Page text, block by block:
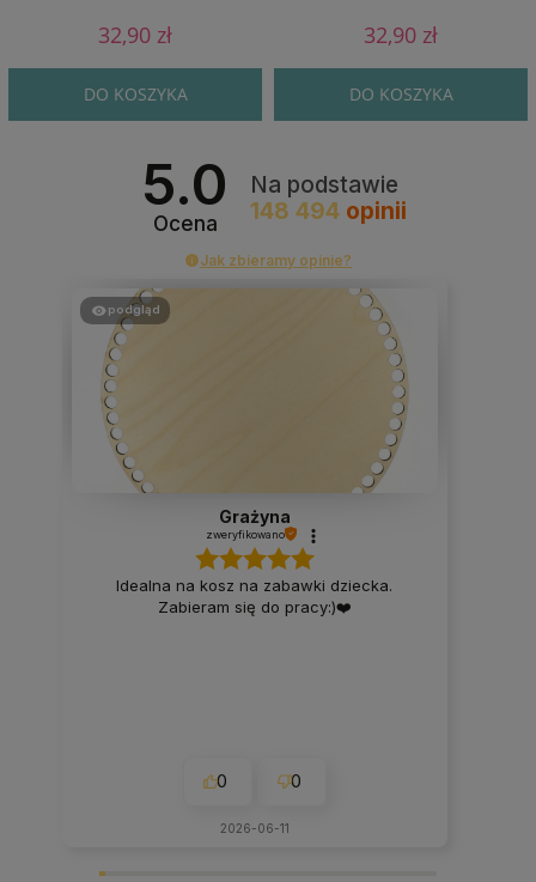
32,90 zł
DO KOSZYKA
32,90 zł
DO KOSZYKA
5.0
Ocena
Na podstawie
148 494 opinii
Jak zbieramy opinie?
podgląd
Grażyna
zweryfikowano
Idealna na kosz na zabawki dziecka.
Zabieram się do pracy:)❤️
0 0
2026-06-11